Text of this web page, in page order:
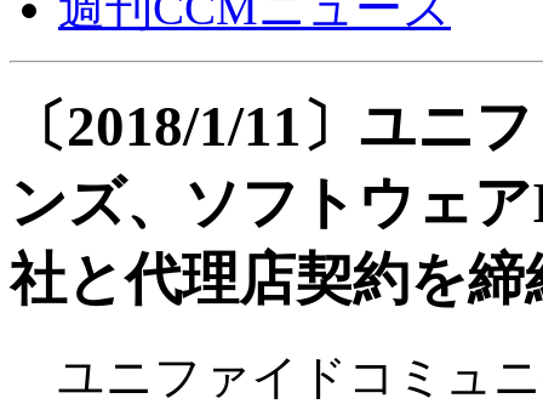
〔2018/1/11〕ユニ
ンズ、ソフトウェ
社と代理店契約を締
ユニファイドコミュ